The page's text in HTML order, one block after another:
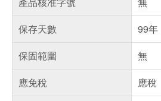
保存天數
99年
保固範圍
無
應免稅
應稅